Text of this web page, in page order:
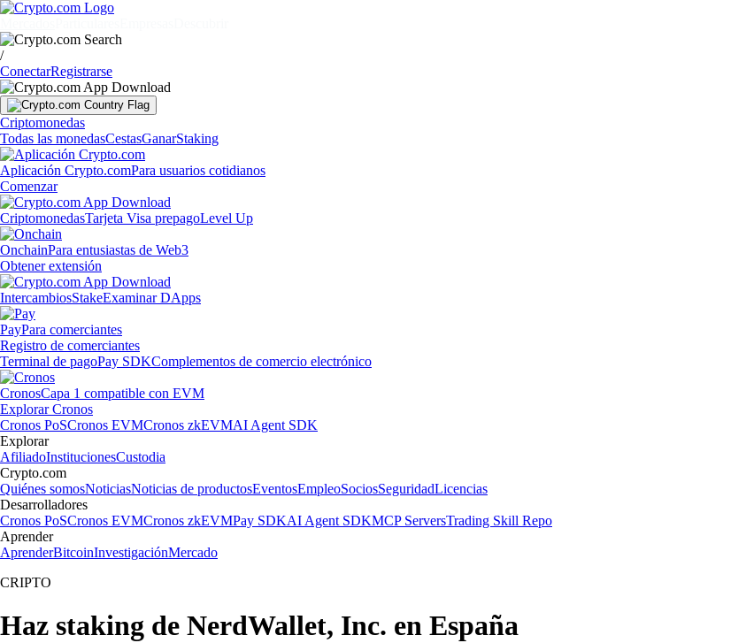
/
ConectarRegistrarse
Criptomonedas
Todas las monedasCestasGanarStaking
Aplicación Crypto.comPara usuarios cotidianos
Comenzar
CriptomonedasTarjeta Visa prepagoLevel Up
OnchainPara entusiastas de Web3
Obtener extensión
IntercambiosStakeExaminar DApps
PayPara comerciantes
Registro de comerciantes
Terminal de pagoPay SDKComplementos de comercio electrónico
CronosCapa 1 compatible con EVM
Explorar Cronos
Cronos PoSCronos EVMCronos zkEVMAI Agent SDK
Explorar
AfiliadoInstitucionesCustodia
Crypto.com
Quiénes somosNoticiasNoticias de productosEventosEmpleoSociosSeguridadLicencias
Desarrolladores
Cronos PoSCronos EVMCronos zkEVMPay SDKAI Agent SDKMCP ServersTrading Skill Repo
Aprender
AprenderBitcoinInvestigaciónMercado
CRIPTO
Haz staking de NerdWallet, Inc. en España